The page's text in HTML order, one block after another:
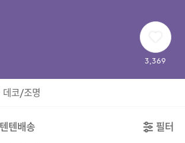
3,369
데코/조명
텐텐배송 필터